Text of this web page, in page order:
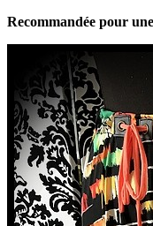
Recommandée pour